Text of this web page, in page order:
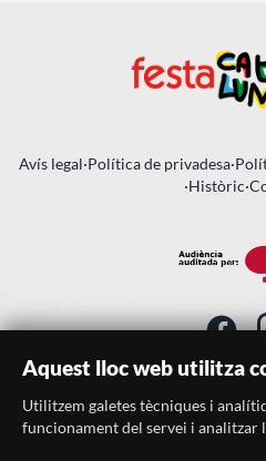
Avís legal·Política de privadesa·
·Històric·
SUBSCRIU-TE
Aquest lloc web utilitza
Utilitzem galetes tècniques i
funcionament del servei i analitzar